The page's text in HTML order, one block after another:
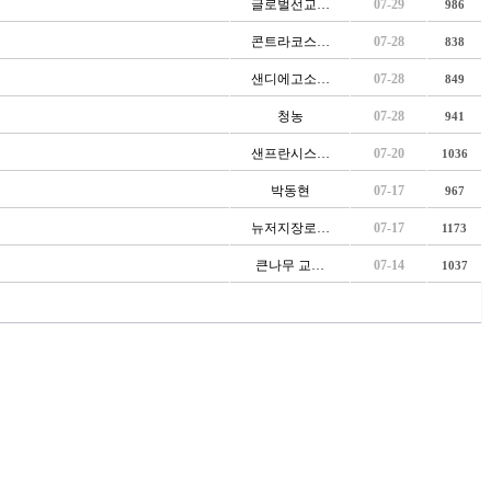
글로벌선교… 07-29 986
콘트라코스… 07-28 838
샌디에고소… 07-28 849
청농 07-28 941
샌프란시스… 07-20 1036
박동현 07-17 967
뉴저지장로… 07-17 1173
큰나무 교… 07-14 1037